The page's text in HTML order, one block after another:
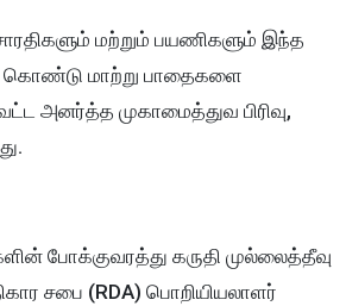
மற்றும் பயணிகளும் இந்த
மாற்று பாதைகளை
அனர்த்த முகாமைத்துவ பிரிவு,
போக்குவரத்து கருதி முல்லைத்தீவு
சபை (RDA) பொறியியலாளர்